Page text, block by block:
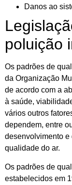
Danos ao
poluição
Os padrões de
da Organização
de acordo com a
à saúde,
vários outros
dependem, entre
desenvolvimento
qualidade do ar.
Os padrões de
estabelecidos em